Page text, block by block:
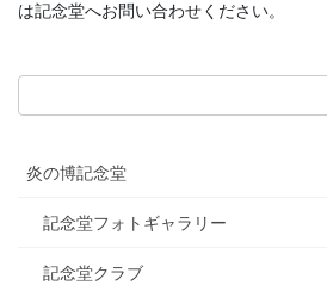
は記念堂へお問い合わせください。
炎の博記念堂
記念堂フォトギャラリー
記念堂クラブ